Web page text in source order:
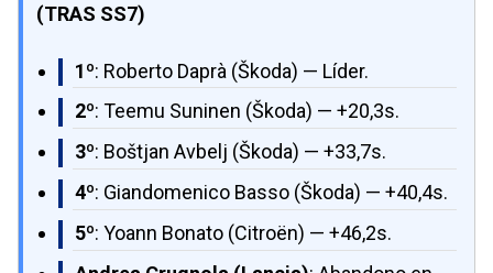
(TRAS SS7)
1º: Roberto Daprà (Škoda) — Líder.
2º: Teemu Suninen (Škoda) — +20,3s.
3º: Boštjan Avbelj (Škoda) — +33,7s.
4º: Giandomenico Basso (Škoda) — +40,4s.
5º: Yoann Bonato (Citroën) — +46,2s.